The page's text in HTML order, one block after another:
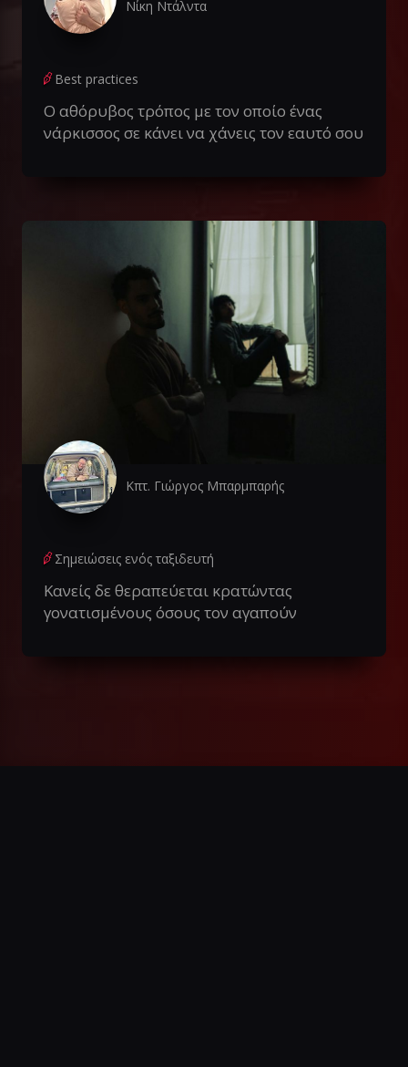
Νίκη Ντάλντα
Best practices
Ο αθόρυβος τρόπος με τον οποίο ένας
νάρκισσος σε κάνει να χάνεις τον εαυτό σου
Κπτ. Γιώργος Μπαρμπαρής
Σημειώσεις ενός ταξιδευτή
Κανείς δε θεραπεύεται κρατώντας
γονατισμένους όσους τον αγαπούν